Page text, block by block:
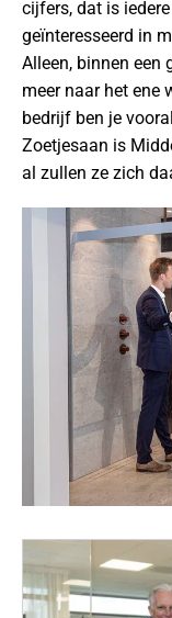
cijfers, dat is
geïnteresseerd in
Alleen, binnen een
meer naar het ene
bedrijf ben je
Zoetjesaan is
al zullen ze zich